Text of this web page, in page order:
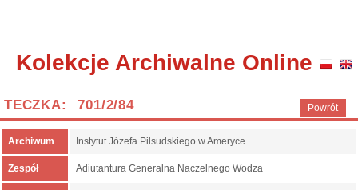
Kolekcje Archiwalne Online
Powrót
TECZKA: 701/2/84
Archiwum Instytut Józefa Piłsudskiego w Ameryce
Zespół Adiutantura Generalna Naczelnego Wodza